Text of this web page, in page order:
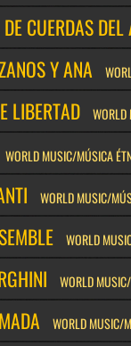
CUERDAS
Y ANA
LIBERTAD WORLD
WORLD MUSIC/MÚSICA
WORLD MUSIC/
WORLD
WORLD
WORLD MUSIC/